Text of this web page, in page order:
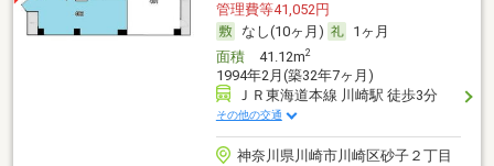
管理費等41,052円
なし(10ヶ月)
1ヶ月
面積41.12m2
1994年2月(築32年7ヶ月)
ＪＲ東海道本線 川崎駅 徒歩3分
その他の交通
神奈川県川崎市川崎区砂子２丁目